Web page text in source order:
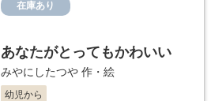
在庫あり
あなたがとってもかわいい
みやにしたつや 作・絵
幼児から